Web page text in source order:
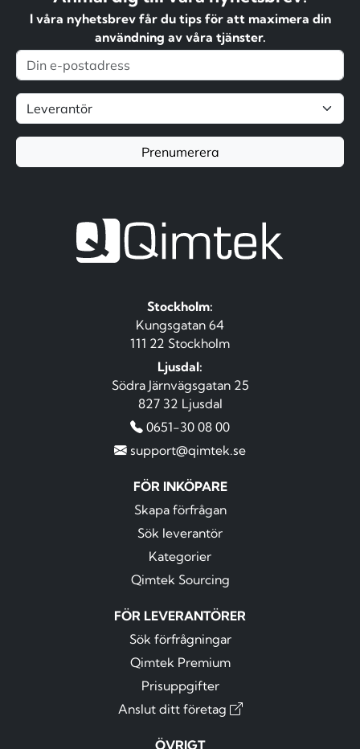
I våra nyhetsbrev får du tips för att maximera din
användning av våra tjänster.
Prenumerera
Stockholm:
Kungsgatan 64
111 22 Stockholm
Ljusdal:
Södra Järnvägsgatan 25
827 32 Ljusdal
0651-30 08 00
support@qimtek.se
FÖR INKÖPARE
Skapa förfrågan
Sök leverantör
Kategorier
Qimtek Sourcing
FÖR LEVERANTÖRER
Sök förfrågningar
Qimtek Premium
Prisuppgifter
Anslut ditt företag
ÖVRIGT